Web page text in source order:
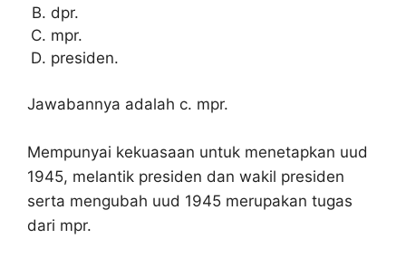
dpr.
mpr.
presiden.
Jawabannya adalah c. mpr.
Mempunyai kekuasaan untuk menetapkan uud
1945, melantik presiden dan wakil presiden
serta mengubah uud 1945 merupakan tugas
dari mpr.